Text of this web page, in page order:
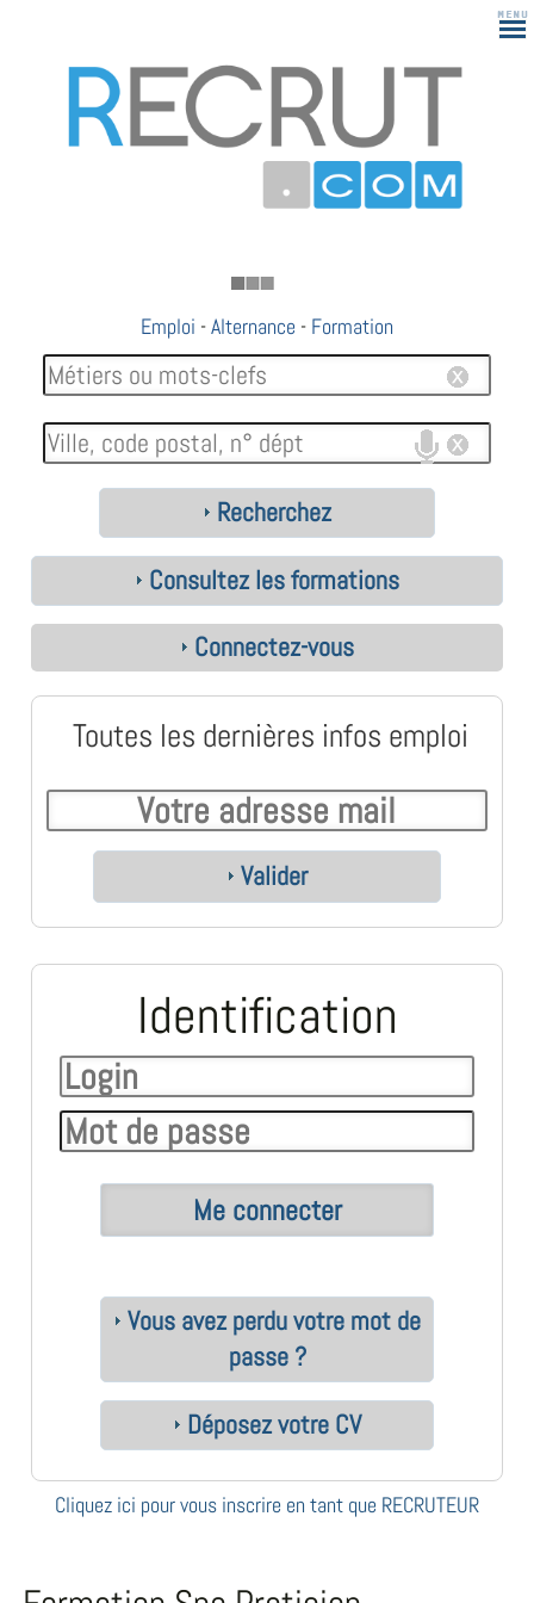
Emploi -Alternance - Formation
Recherchez
Consultez les formations
Connectez-vous
Toutes les dernières infos emploi
Valider
Identification
Vous avez perdu votre mot de
passe ?
Déposez votre CV
Cliquez ici pour vous inscrire en tant que RECRUTEUR